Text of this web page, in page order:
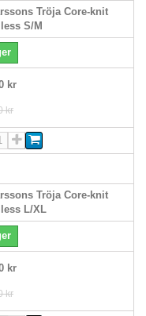
Tröja Core-knit
S/M
kr
kr
Tröja Core-knit
L/XL
kr
kr